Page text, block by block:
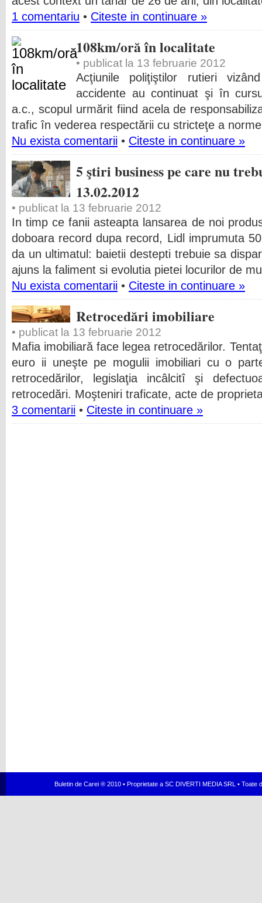
1 comentariu • Citeste in continuare »
108km/oră în localitate
• publicat la 13 februarie 2012
Acţiunile poliţiştilor rutieri
accidente au continuat şi în
a.c., scopul urmărit fiind acela de
trafic în vederea respectării cu stricteţe a
Nu exista comentarii • Citeste in continuare »
5 ştiri business pe care nu
13.02.2012
• publicat la 13 februarie 2012
In timp ce fanii asteapta lansarea de noi
doboara record dupa record, Lidl imprumuta
da un ultimatul: baietii destepti trebuie sa
ajuns la faliment si evolutia pietei locurilor de
Nu exista comentarii • Citeste in continuare »
Retrocedări imobiliare
• publicat la 13 februarie 2012
Mafia imobiliară face legea retrocedărilor.
euro ii uneşte pe mogulii imobiliari cu o
retrocedărilor, legislaţia incâlcitî şi
retrocedări. Moşteniri traficate, acte de
3 comentarii • Citeste in continuare »
Buletin de Carei ® 2010 • Proprietate a SC DIVERTI MEDIA SRL •